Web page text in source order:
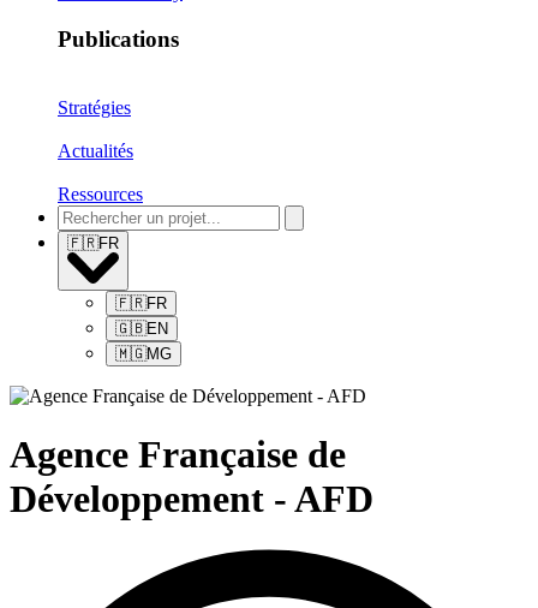
Publications
Stratégies
Actualités
Ressources
🇫🇷FR
🇫🇷FR
🇬🇧EN
🇲🇬MG
Agence Française de
Développement - AFD